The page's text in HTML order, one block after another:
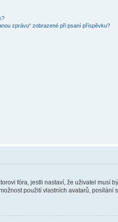
zprávu“ zobrazené při psaní příspěvku?
fóra, jestli nastaví, že uživatel musí
použití vlastních avatarů, posílání